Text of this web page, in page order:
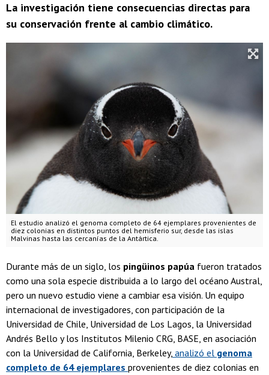
La investigación tiene consecuencias directas para
su conservación frente al cambio climático.
El estudio analizó el genoma completo de 64 ejemplares provenientes de
diez colonias en distintos puntos del hemisferio sur, desde las islas
Malvinas hasta las cercanías de la Antártica.
Durante más de un siglo, los pingüinos papúa fueron tratados
como una sola especie distribuida a lo largo del océano Austral,
pero un nuevo estudio viene a cambiar esa visión. Un equipo
internacional de investigadores, con participación de la
Universidad de Chile, Universidad de Los Lagos, la Universidad
Andrés Bello y los Institutos Milenio CRG, BASE, en asociación
con la Universidad de California, Berkeley, analizó el genoma
completo de 64 ejemplares provenientes de diez colonias en